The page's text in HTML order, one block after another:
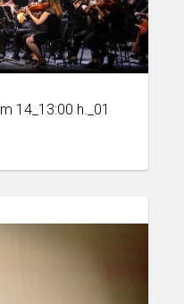
14_13:00 h._01